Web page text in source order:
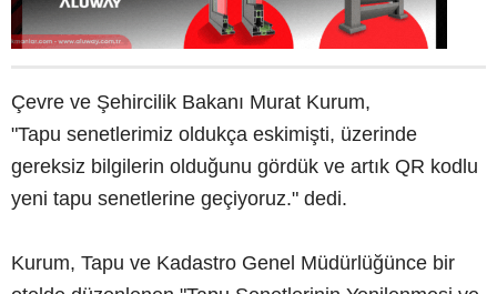
Çevre ve Şehircilik Bakanı Murat Kurum,
"Tapu senetlerimiz oldukça eskimişti, üzerinde
gereksiz bilgilerin olduğunu gördük ve artık QR kodlu
yeni tapu senetlerine geçiyoruz." dedi.
Kurum, Tapu ve Kadastro Genel Müdürlüğünce bir